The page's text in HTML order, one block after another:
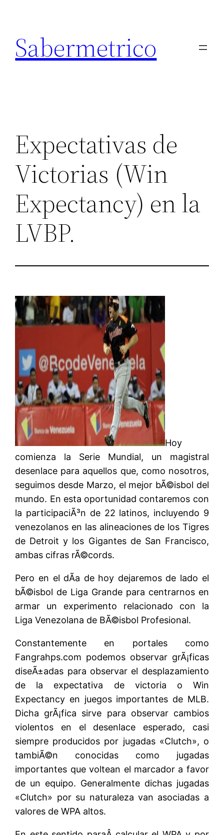
contenido
Sabermetrico
Expectativas de
Victorias (Win
Expectancy) en la
LVBP.
Hoy
comienza la Serie Mundial, un magistral
desenlace para aquellos que, como nosotros,
seguimos desde Marzo, el mejor bÃ©isbol del
mundo. En esta oportunidad contaremos con
la participaciÃ³n de 22 latinos, incluyendo 9
venezolanos en las alineaciones de los Tigres
de Detroit y los Gigantes de San Francisco,
ambas cifras rÃ©cords.
Pero en el dÃ­a de hoy dejaremos de lado el
bÃ©isbol de Liga Grande para centrarnos en
armar un experimento relacionado con la
Liga Venezolana de BÃ©isbol Profesional.
Constantemente en portales como
Fangrahps.com podemos observar grÃ¡ficas
diseÃ±adas para observar el desplazamiento
de la expectativa de victoria o Win
Expectancy en juegos importantes de MLB.
Dicha grÃ¡fica sirve para observar cambios
violentos en el desenlace esperado, casi
siempre producidos por jugadas «Clutch», o
tambiÃ©n conocidas como jugadas
importantes que voltean el marcador a favor
de un equipo. Generalmente dichas jugadas
«Clutch» por su naturaleza van asociadas a
valores de WPA altos.